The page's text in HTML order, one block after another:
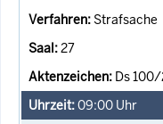
Strafsache
27
Ds
09:00 Uhr